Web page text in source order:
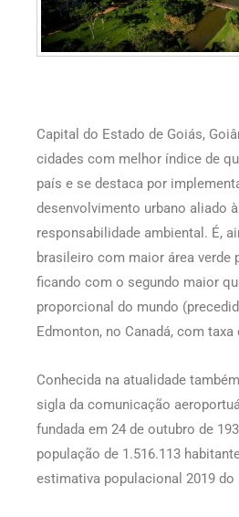
Capital do Estado de Goiás,
cidades com melhor índice de
país e se destaca por
desenvolvimento urbano aliado
responsabilidade ambiental. É,
brasileiro com maior área verde
ficando com o segundo maior
proporcional do mundo
Edmonton, no Canadá, com taxa
Conhecida na atualidade
sigla da comunicação
fundada em 24 de outubro de
população de 1.516.113
estimativa populacional 2019 do